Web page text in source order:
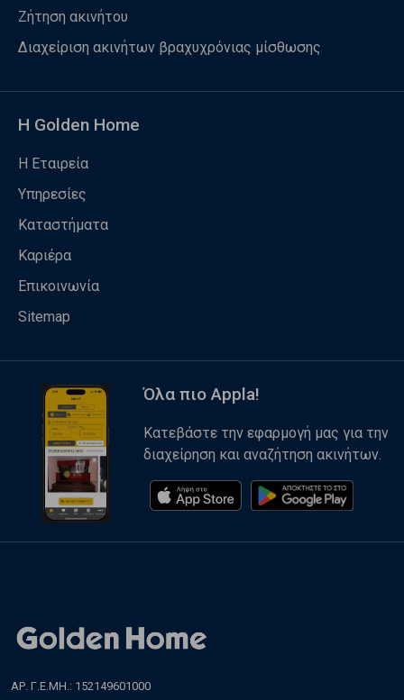
Ζήτηση ακινήτου
Διαχείριση ακινήτων βραχυχρόνιας μίσθωσης
Η Golden Home
Η Εταιρεία
Υπηρεσίες
Καταστήματα
Καριέρα
Επικοινωνία
Sitemap
Όλα πιο Appla!
Κατεβάστε την εφαρμογή μας για την
διαχείρηση και αναζήτηση ακινήτων.
ΑΡ. Γ.Ε.ΜΗ.: 152149601000